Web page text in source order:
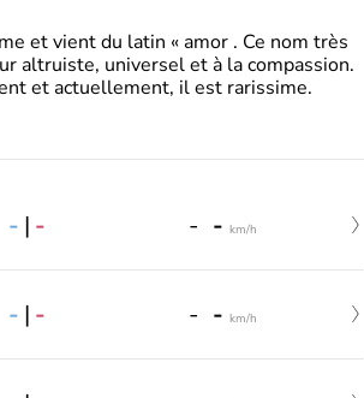
et vient du latin « amor . Ce nom très
altruiste, universel et à la compassion.
et actuellement, il est rarissime.
- | - - - km/h
- | - - - km/h